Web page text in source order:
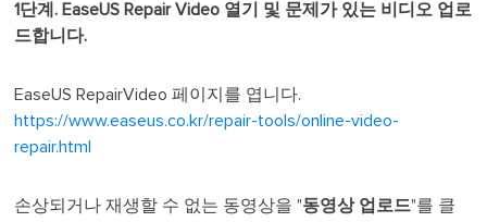
1단계. EaseUS Repair Video 열기 및 문제가 있는 비디오 업로
드합니다.
EaseUS RepairVideo 페이지를 엽니다.
https://www.easeus.co.kr/repair-tools/online-video-
repair.html
손상되거나 재생할 수 없는 동영상을 "동영상 업로드"를 클